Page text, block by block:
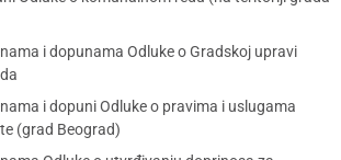
i dopunama Odluke o Gradskoj upravi
i dopuni Odluke o pravima i uslugama
(grad Beograd)